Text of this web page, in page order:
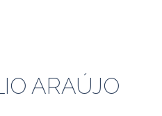
ARAÚJO